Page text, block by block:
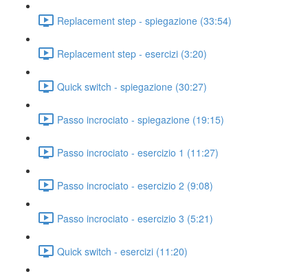
Replacement step - spiegazione (33:54)
Replacement step - esercizi (3:20)
Quick switch - spiegazione (30:27)
Passo incrociato - spiegazione (19:15)
Passo incrociato - esercizio 1 (11:27)
Passo incrociato - esercizio 2 (9:08)
Passo incrociato - esercizio 3 (5:21)
Quick switch - esercizi (11:20)